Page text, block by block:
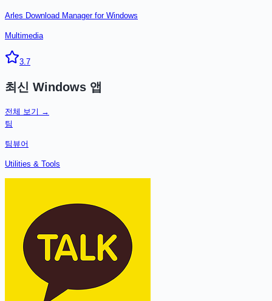
Arles Download Manager for Windows
Multimedia
3.7
최신 Windows 앱
전체 보기 →
팀
팀뷰어
Utilities & Tools